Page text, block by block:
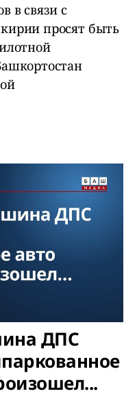
в связи с
просят быть
ДПС